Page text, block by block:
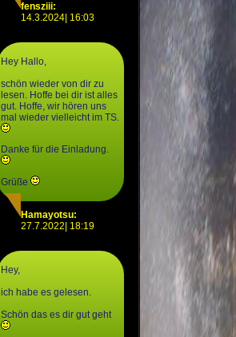
fensziii:
14.3.2024| 16:03
Hey Hallo,
schön wieder von dir zu
lesen. Hoffe bei dir ist alles
gut. Hoffe, wir hören uns
mal wieder vielleicht im TS.
Danke für die Einladung.
Grüße
Hamayotsu:
27.7.2022| 18:19
Hey,
ich habe es gelesen.
Schön das es dir gut geht